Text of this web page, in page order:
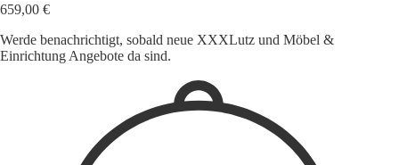
659,00 €
Werde benachrichtigt, sobald neue XXXLutz und Möbel &
Einrichtung Angebote da sind.